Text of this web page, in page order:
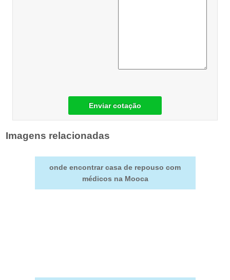
Enviar cotação
Imagens relacionadas
onde encontrar casa de repouso com
médicos na Mooca